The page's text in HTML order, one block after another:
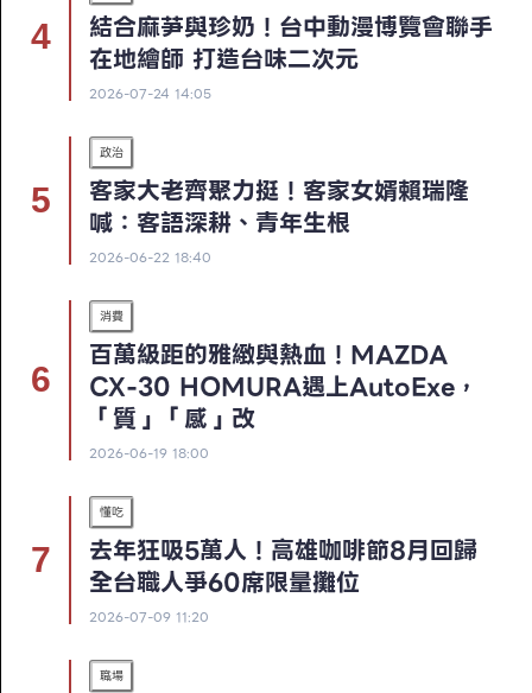
結合麻芛與珍奶！台中動漫博覽會聯手
在地繪師 打造台味二次元
2026-07-24 14:05
政治
客家大老齊聚力挺！客家女婿賴瑞隆
喊：客語深耕、青年生根
2026-06-22 18:40
消費
百萬級距的雅緻與熱血！MAZDA
CX-30 HOMURA遇上AutoExe，
「質」「感」改
2026-06-19 18:00
懂吃
去年狂吸5萬人！高雄咖啡節8月回歸
全台職人爭60席限量攤位
2026-07-09 11:20
職場